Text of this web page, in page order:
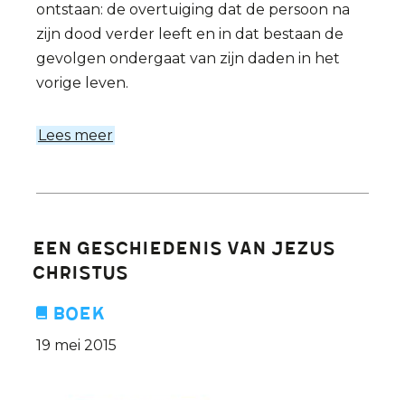
ontstaan: de overtuiging dat de persoon na
zijn dood verder leeft en in dat bestaan de
gevolgen ondergaat van zijn daden in het
vorige leven.
Lees meer
Een geschiedenis van Jezus
Christus
Boek
19 mei 2015